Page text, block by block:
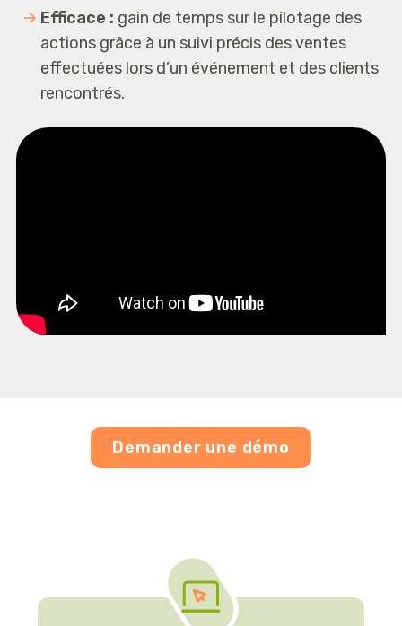
Efficace : gain de temps sur le pilotage des
actions grâce à un suivi précis des ventes
effectuées lors d’un événement et des clients
rencontrés.
Demander une démo